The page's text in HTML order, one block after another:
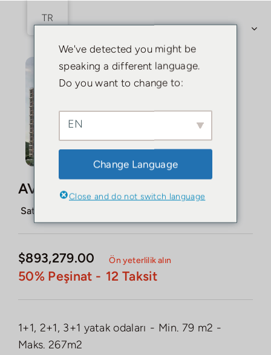
Değiştir
Satın Al
Kiralık
Satmak
Ajanlar
AVRUPA KONUTLARI SAKLIVADI
Satılık
$893,279.00 Ön yeterlilik alın
50% Peşinat - 12 Taksit
1+1, 2+1, 3+1 yatak odaları - Min. 79 m2 -
Maks. 267m2
TR
We've detected you might be
speaking a different language.
Do you want to change to:
EN
Change Language
Close and do not switch language